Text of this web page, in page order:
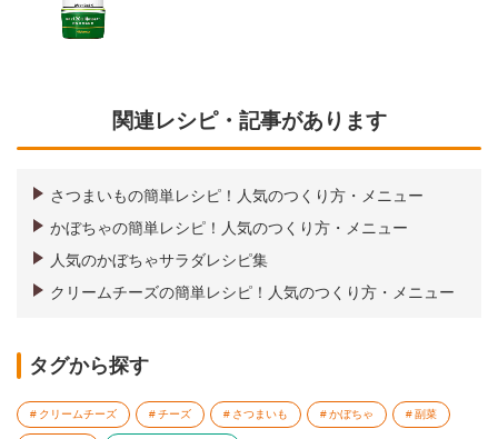
関連レシピ・記事があります
さつまいもの簡単レシピ！人気のつくり方・メニュー
かぼちゃの簡単レシピ！人気のつくり方・メニュー
人気のかぼちゃサラダレシピ集
クリームチーズの簡単レシピ！人気のつくり方・メニュー
タグから探す
クリームチーズ チーズ さつまいも かぼちゃ 副菜